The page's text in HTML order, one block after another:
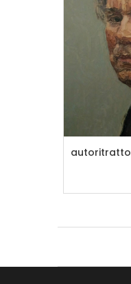
autoritratto